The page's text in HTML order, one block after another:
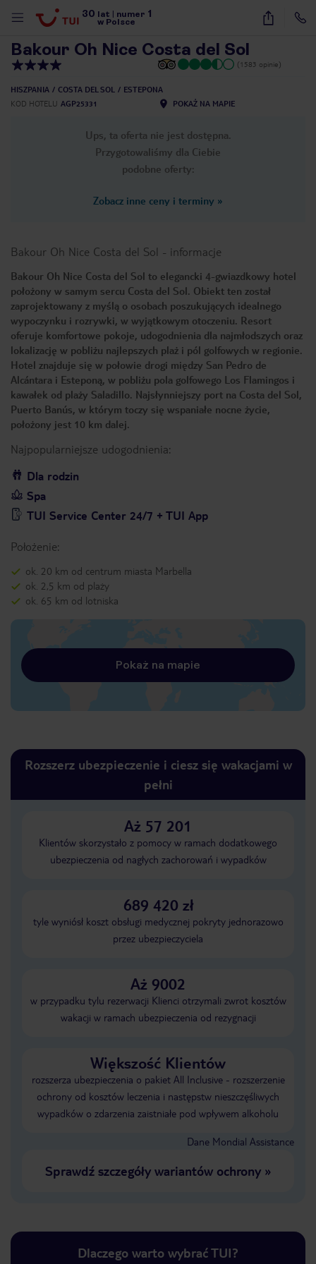
30 lat numer 1
w Polsce
45
Bakour Oh Nice Costa del Sol
(1583 opinie)
HISZPANIA COSTA DEL SOL
ESTEPONA
KOD HOTELU AGP25331 POKAŻ NA MAPIE
Ups, ta oferta nie jest dostępna.
Przygotowaliśmy dla Ciebie
podobne oferty:
Zobacz inne ceny i terminy »
Bakour Oh Nice Costa del Sol - informacje
Bakour Oh Nice Costa del Sol to elegancki 4-gwiazdkowy hotel
położony w samym sercu Costa del Sol. Obiekt ten został
zaprojektowany z myślą o osobach poszukujących idealnego
wypoczynku i rozrywki, w wyjątkowym otoczeniu. Resort
oferuje komfortowe pokoje, udogodnienia dla najmłodszych oraz
lokalizację w pobliżu najlepszych plaż i pól golfowych w regionie.
Hotel znajduje się w połowie drogi między San Pedro de
Alcántara i Esteponą, w pobliżu pola golfowego Los Flamingos i
kawałek od plaży Saladillo. Najsłynniejszy port na Costa del Sol,
Puerto Banús, w którym toczy się wspaniałe nocne życie,
położony jest 10 km dalej.
Najpopularniejsze udogodnienia:
Dla rodzin
Spa
TUI Service Center 24/7 + TUI App
Położenie:
ok. 20 km od centrum miasta Marbella
ok. 2,5 km od plaży
ok. 65 km od lotniska
Pokaż na mapie
Rozszerz ubezpieczenie i ciesz się wakacjami w
pełni
Aż 57 201
Klientów skorzystało z pomocy w ramach dodatkowego
ubezpieczenia od nagłych zachorowań i wypadków
689 420 zł
tyle wyniósł koszt obsługi medycznej pokryty jednorazowo
przez ubezpieczyciela
Aż 9002
w przypadku tylu rezerwacji Klienci otrzymali zwrot kosztów
wakacji w ramach ubezpieczenia od rezygnacji
Większość Klientów
rozszerza ubezpieczenia o pakiet All Inclusive - rozszerzenie
ochrony od kosztów leczenia i następstw nieszczęśliwych
wypadków o zdarzenia zaistniałe pod wpływem alkoholu
Dane Mondial Assistance
Sprawdź szczegóły wariantów ochrony»
Dlaczego warto wybrać TUI?